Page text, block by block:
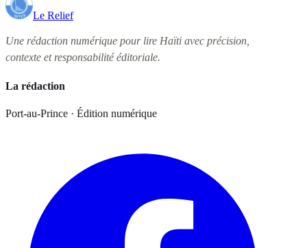
Le Relief
Une rédaction numérique pour lire Haïti avec précision,
contexte et responsabilité éditoriale.
La rédaction
Port-au-Prince · Édition numérique